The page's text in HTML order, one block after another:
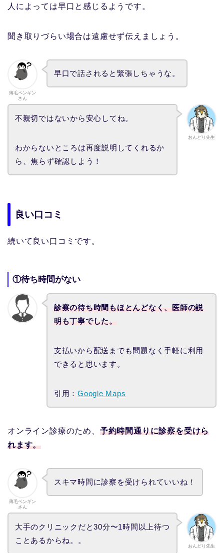
人によっては早口と感じるようです。
聞き取りづらい場合は遠慮せず伝えましょう。
薄毛ペンギン
さん
早口で話されると緊張しちゃうな。
おんどり先生
不親切ではないから安心してね。
わからないところは再度説明してくれるか
ら、焦らず確認しよう！
良い口コミ
続いて良い口コミです。
①待ち時間がない
診察の待ち時間もほとんどなく、医師の説
明も丁寧でした。
支払いから配送までも問題なく手軽に利用
できると思います。
引用：Google Maps
オンライン診療のため、 予約時間通りに診察を受けら
れます。
薄毛ペンギン
さん
スキマ時間に診察を受けられていいね！
おんどり先生
大手のクリニックだと30分〜1時間以上待つ
ことあるからね。。